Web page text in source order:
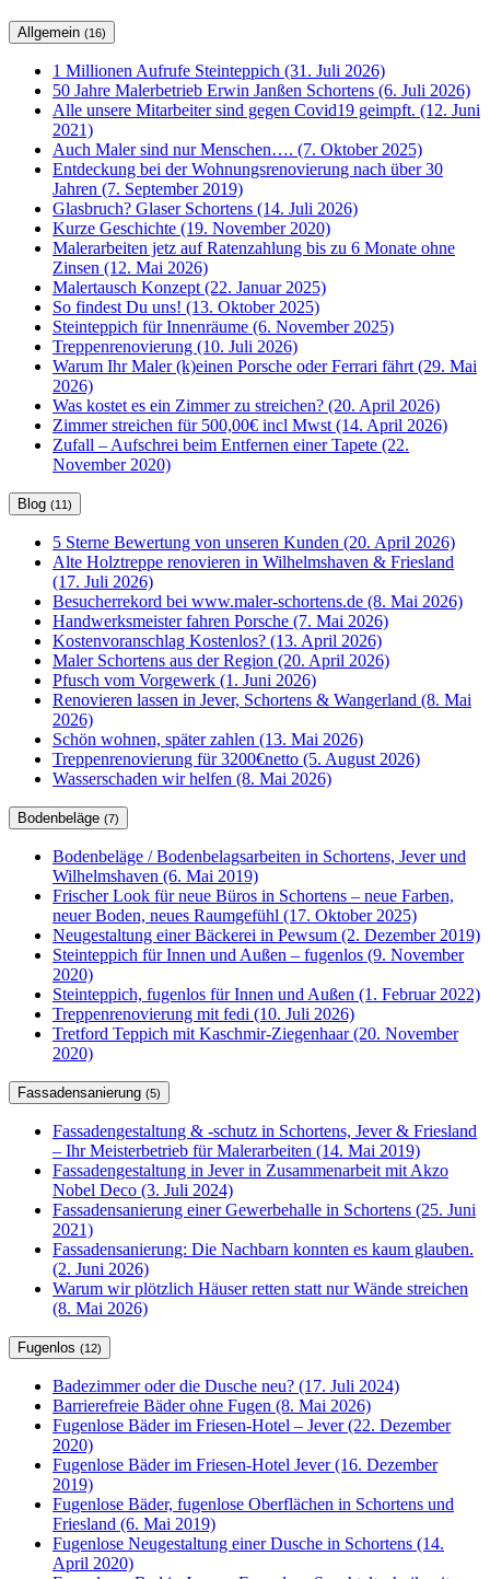
Allgemein (16)
1 Millionen Aufrufe Steinteppich (31. Juli 2026)
50 Jahre Malerbetrieb Erwin Janßen Schortens (6. Juli 2026)
Alle unsere Mitarbeiter sind gegen Covid19 geimpft. (12. Juni
2021)
Auch Maler sind nur Menschen…. (7. Oktober 2025)
Entdeckung bei der Wohnungsrenovierung nach über 30
Jahren (7. September 2019)
Glasbruch? Glaser Schortens (14. Juli 2026)
Kurze Geschichte (19. November 2020)
Malerarbeiten jetz auf Ratenzahlung bis zu 6 Monate ohne
Zinsen (12. Mai 2026)
Malertausch Konzept (22. Januar 2025)
So findest Du uns! (13. Oktober 2025)
Steinteppich für Innenräume (6. November 2025)
Treppenrenovierung (10. Juli 2026)
Warum Ihr Maler (k)einen Porsche oder Ferrari fährt (29. Mai
2026)
Was kostet es ein Zimmer zu streichen? (20. April 2026)
Zimmer streichen für 500,00€ incl Mwst (14. April 2026)
Zufall – Aufschrei beim Entfernen einer Tapete (22.
November 2020)
Blog (11)
5 Sterne Bewertung von unseren Kunden (20. April 2026)
Alte Holztreppe renovieren in Wilhelmshaven & Friesland
(17. Juli 2026)
Besucherrekord bei www.maler-schortens.de (8. Mai 2026)
Handwerksmeister fahren Porsche (7. Mai 2026)
Kostenvoranschlag Kostenlos? (13. April 2026)
Maler Schortens aus der Region (20. April 2026)
Pfusch vom Vorgewerk (1. Juni 2026)
Renovieren lassen in Jever, Schortens & Wangerland (8. Mai
2026)
Schön wohnen, später zahlen (13. Mai 2026)
Treppenrenovierung für 3200€netto (5. August 2026)
Wasserschaden wir helfen (8. Mai 2026)
Bodenbeläge (7)
Bodenbeläge / Bodenbelagsarbeiten in Schortens, Jever und
Wilhelmshaven (6. Mai 2019)
Frischer Look für neue Büros in Schortens – neue Farben,
neuer Boden, neues Raumgefühl (17. Oktober 2025)
Neugestaltung einer Bäckerei in Pewsum (2. Dezember 2019)
Steinteppich für Innen und Außen – fugenlos (9. November
2020)
Steinteppich, fugenlos für Innen und Außen (1. Februar 2022)
Treppenrenovierung mit fedi (10. Juli 2026)
Tretford Teppich mit Kaschmir-Ziegenhaar (20. November
2020)
Fassadensanierung (5)
Fassadengestaltung & -schutz in Schortens, Jever & Friesland
– Ihr Meisterbetrieb für Malerarbeiten (14. Mai 2019)
Fassadengestaltung in Jever in Zusammenarbeit mit Akzo
Nobel Deco (3. Juli 2024)
Fassadensanierung einer Gewerbehalle in Schortens (25. Juni
2021)
Fassadensanierung: Die Nachbarn konnten es kaum glauben.
(2. Juni 2026)
Warum wir plötzlich Häuser retten statt nur Wände streichen
(8. Mai 2026)
Fugenlos (12)
Badezimmer oder die Dusche neu? (17. Juli 2024)
Barrierefreie Bäder ohne Fugen (8. Mai 2026)
Fugenlose Bäder im Friesen-Hotel – Jever (22. Dezember
2020)
Fugenlose Bäder im Friesen-Hotel Jever (16. Dezember
2019)
Fugenlose Bäder, fugenlose Oberflächen in Schortens und
Friesland (6. Mai 2019)
Fugenlose Neugestaltung einer Dusche in Schortens (14.
April 2020)